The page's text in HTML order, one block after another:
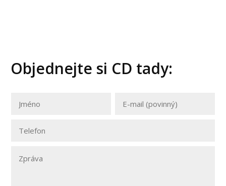
Objednejte si CD tady: